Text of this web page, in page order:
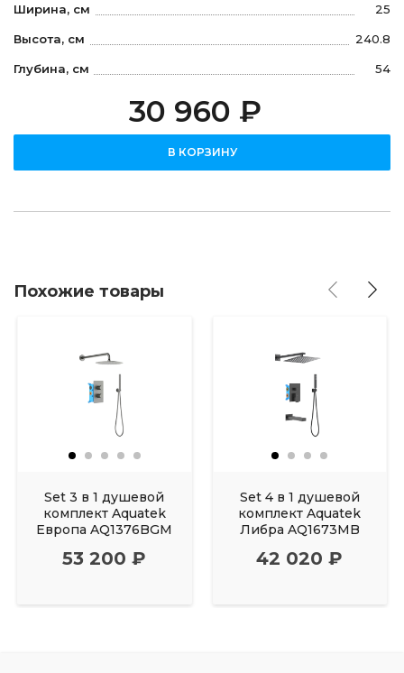
Ширина, см 25
Высота, см 240.8
Глубина, см 54
30 960 ₽
В КОРЗИНУ
Похожие товары
Set 3 в 1 душевой
комплект Aquatek
Европа AQ1376BGM
53 200 ₽
Set 4 в 1 душевой
комплект Aquatek
Либра AQ1673MB
42 020 ₽